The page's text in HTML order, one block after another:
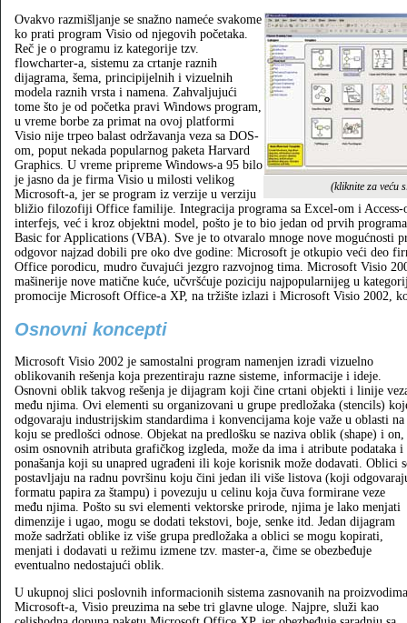
(kliknite za veću
Ovakvo razmišljanje se snažno nameće svakome
ko prati program Visio od njegovih početaka.
Reč je o programu iz kategorije tzv.
flowcharter-a, sistemu za crtanje raznih
dijagrama, šema, principijelnih i vizuelnih
modela raznih vrsta i namena. Zahvaljujući
tome što je od početka pravi Windows program,
u vreme borbe za primat na ovoj platformi
Visio nije trpeo balast održavanja veza sa DOS-
om, poput nekada popularnog paketa Harvard
Graphics. U vreme pripreme Windows-a 95 bilo
je jasno da je firma Visio u milosti velikog
Microsoft-a, jer se program iz verzije u verziju
bližio filozofiji Office familije. Integracija programa sa Excel-om i
interfejs, već i kroz objektni model, pošto je to bio jedan od prvih
Basic for Applications (VBA). Sve je to otvaralo mnoge nove mogućnosti
odgovor najzad dobili pre oko dve godine: Microsoft je otkupio veći deo
Office porodicu, mudro čuvajući jezgro razvojnog tima. Microsoft Visio
mašinerije nove matične kuće, učvršćuje poziciju najpopularnijeg u
promocije Microsoft Office-a XP, na tržište izlazi i Microsoft Visio 2002,
Osnovni koncepti
Microsoft Visio 2002 je samostalni program namenjen izradi vizuelno
oblikovanih rešenja koja prezentiraju razne sisteme, informacije i ideje.
Osnovni oblik takvog rešenja je dijagram koji čine crtani objekti i linije
među njima. Ovi elementi su organizovani u grupe predložaka (stencils)
odgovaraju industrijskim standardima i konvencijama koje važe u oblasti na
koju se predlošci odnose. Objekat na predlošku se naziva oblik (shape) i on,
osim osnovnih atributa grafičkog izgleda, može da ima i atribute podataka i
ponašanja koji su unapred ugrađeni ili koje korisnik može dodavati. Oblici
postavljaju na radnu površinu koju čini jedan ili više listova (koji
formatu papira za štampu) i povezuju u celinu koja čuva formirane veze
među njima. Pošto su svi elementi vektorske prirode, njima je lako menjati
dimenzije i ugao, mogu se dodati tekstovi, boje, senke itd. Jedan dijagram
može sadržati oblike iz više grupa predložaka a oblici se mogu kopirati,
menjati i dodavati u režimu izmene tzv. master-a, čime se obezbeđuje
eventualno nedostajući oblik.
U ukupnoj slici poslovnih informacionih sistema zasnovanih na proizvodima
Microsoft-a, Visio preuzima na sebe tri glavne uloge. Najpre, služi kao